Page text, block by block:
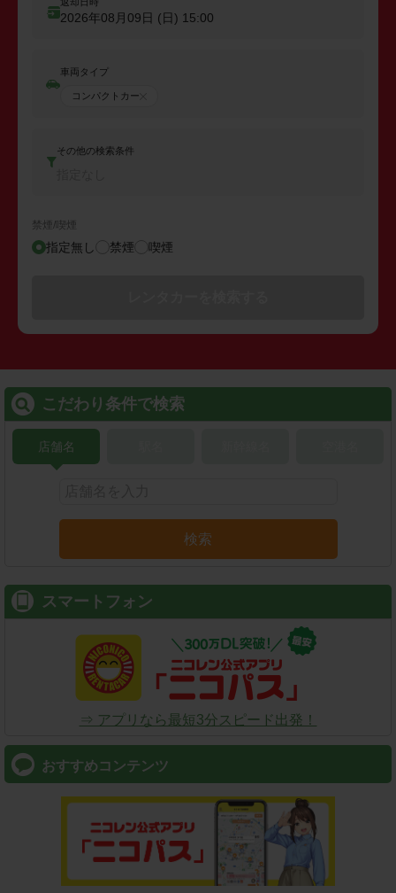
2026年08月09日 (日) 15:00
車両タイプ
コンパクトカー
その他の検索条件
禁煙/喫煙
指定無し 禁煙 喫煙
こだわり条件で検索
店舗名
検索
スマートフォン
⇒ アプリなら最短3分スピード出発！
おすすめコンテンツ